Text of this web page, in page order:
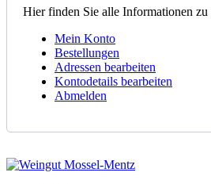
Hier finden Sie alle Informationen
Mein Konto
Bestellungen
Adressen bearbeiten
Kontodetails bearbeiten
Abmelden